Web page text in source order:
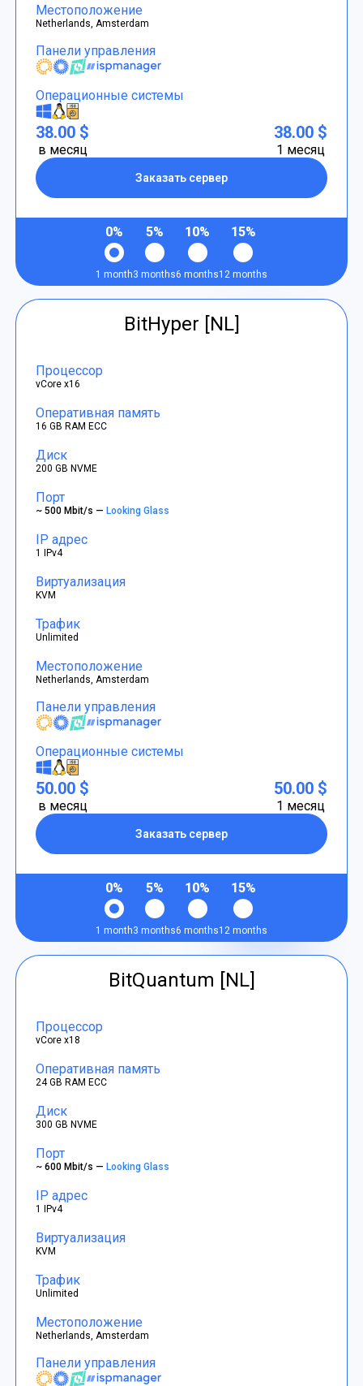
Местоположение
Netherlands, Amsterdam
Панели управления
Операционные системы
38.00 $
в месяц
Заказать сервер
38.00 $
1 месяц
0%
1 month
5%
3 months
10%
6 months
15%
12 months
BitHyper [NL]
Процессор
vCore x16
Оперативная память
16 GB RAM ECC
Диск
200 GB NVME
Порт
~ 500 Mbit/s —Looking Glass
IP адрес
1 IPv4
Виртуализация
KVM
Трафик
Unlimited
Местоположение
Netherlands, Amsterdam
Панели управления
Операционные системы
50.00 $
в месяц
Заказать сервер
50.00 $
1 месяц
0%
1 month
5%
3 months
10%
6 months
15%
12 months
BitQuantum [NL]
Процессор
vCore x18
Оперативная память
24 GB RAM ECC
Диск
300 GB NVME
Порт
~ 600 Mbit/s —Looking Glass
IP адрес
1 IPv4
Виртуализация
KVM
Трафик
Unlimited
Местоположение
Netherlands, Amsterdam
Панели управления